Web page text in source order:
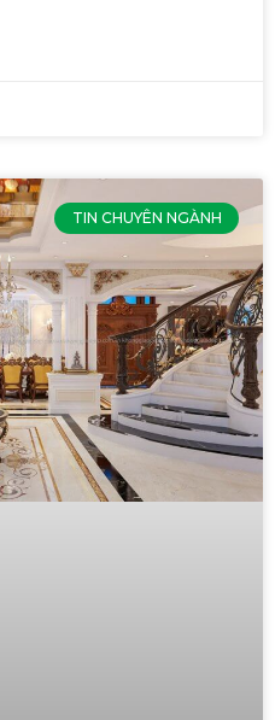
TIN CHUYÊN NGÀNH